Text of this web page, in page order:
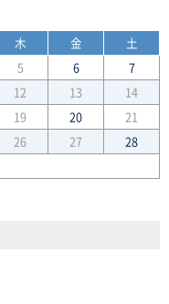
木 金
土
5 6
7
12 13
14
19 20
21
26 27
28